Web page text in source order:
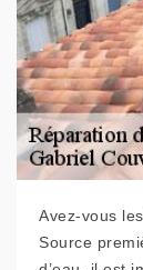
Avez-vous
Source